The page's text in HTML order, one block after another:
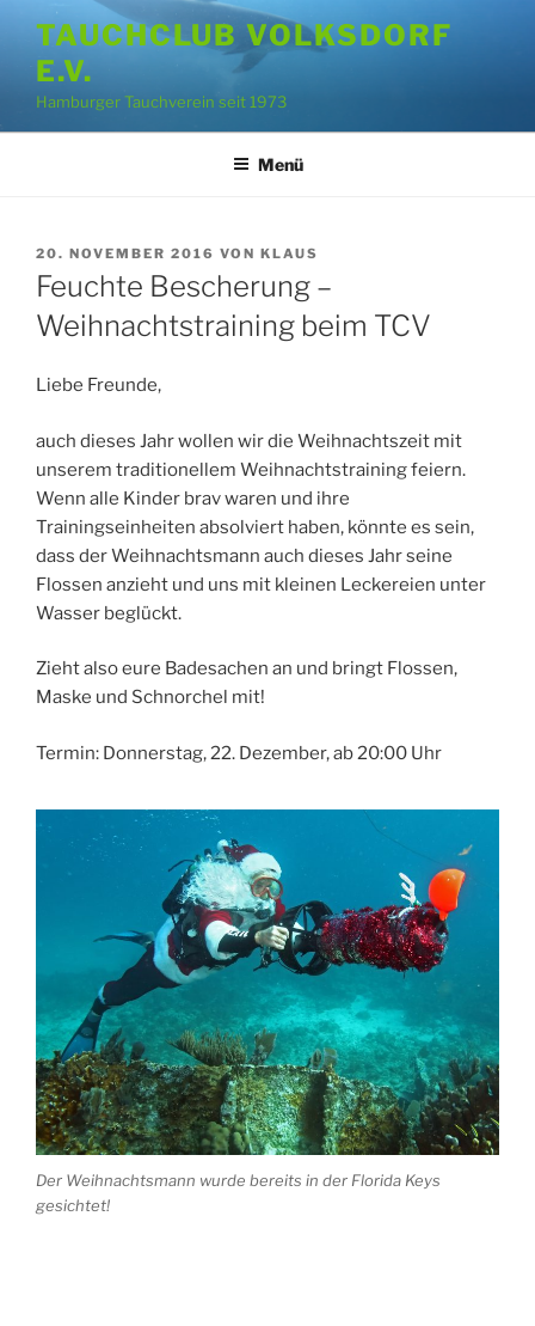
Inhalt
springen
TAUCHCLUB VOLKSDORF
E.V.
Hamburger Tauchverein seit 1973
Menü
VERÖFFENTLICHT
AM
20. NOVEMBER 2016 VON KLAUS
Feuchte Bescherung –
Weihnachtstraining beim TCV
Liebe Freunde,
auch dieses Jahr wollen wir die Weihnachtszeit mit
unserem traditionellem Weihnachtstraining feiern.
Wenn alle Kinder brav waren und ihre
Trainingseinheiten absolviert haben, könnte es sein,
dass der Weihnachtsmann auch dieses Jahr seine
Flossen anzieht und uns mit kleinen Leckereien unter
Wasser beglückt.
Zieht also eure Badesachen an und bringt Flossen,
Maske und Schnorchel mit!
Termin: Donnerstag, 22. Dezember, ab 20:00 Uhr
Der Weihnachtsmann wurde bereits in der Florida Keys
gesichtet!